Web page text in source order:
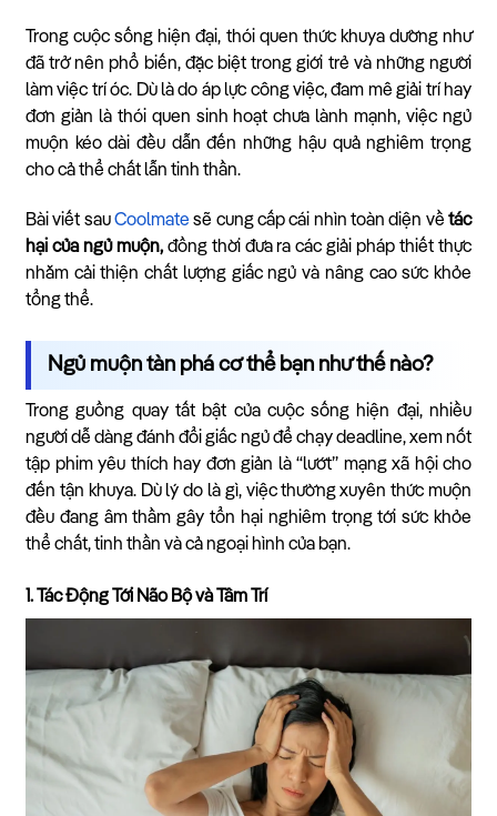
Trong cuộc sống hiện đại, thói quen thức khuya dường như
đã trở nên phổ biến, đặc biệt trong giới trẻ và những người
làm việc trí óc. Dù là do áp lực công việc, đam mê giải trí hay
đơn giản là thói quen sinh hoạt chưa lành mạnh, việc ngủ
muộn kéo dài đều dẫn đến những hậu quả nghiêm trọng
cho cả thể chất lẫn tinh thần.
Bài viết sauCoolmate sẽ cung cấp cái nhìn toàn diện về tác
hại của ngủ muộn,đồng thời đưa ra các giải pháp thiết thực
nhằm cải thiện chất lượng giấc ngủ và nâng cao sức khỏe
tổng thể.
Ngủ muộn tàn phá cơ thể bạn như thế nào?
Trong guồng quay tất bật của cuộc sống hiện đại, nhiều
người dễ dàng đánh đổi giấc ngủ để chạy deadline, xem nốt
tập phim yêu thích hay đơn giản là “lướt” mạng xã hội cho
đến tận khuya. Dù lý do là gì, việc thường xuyên thức muộn
đều đang âm thầm gây tổn hại nghiêm trọng tới sức khỏe
thể chất, tinh thần và cả ngoại hình của bạn.
1. Tác Động Tới Não Bộ và Tâm Trí